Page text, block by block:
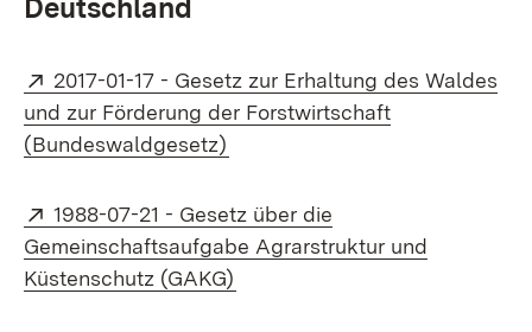
Deutschland
Extern:
2017-01-17 - Gesetz zur Erhaltung des Waldes
und zur Förderung der Forstwirtschaft
(Bundeswaldgesetz)
Extern:
1988-07-21 - Gesetz über die
Gemeinschaftsaufgabe Agrarstruktur und
Küstenschutz (GAKG)